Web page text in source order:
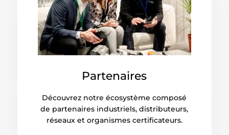
Partenaires
Découvrez notre écosystème composé
de partenaires industriels, distributeurs,
réseaux et organismes certificateurs.